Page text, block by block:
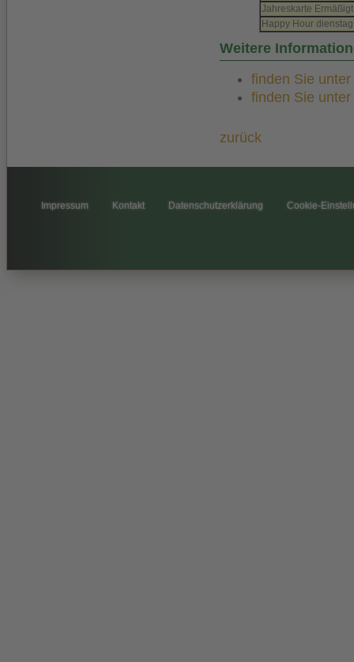
Jahreskarte Ermäßigt
Happy Hour
Weitere
finden Sie
finden Sie
zurück
Impressum Kontakt Datenschutzerklärung Cookie-